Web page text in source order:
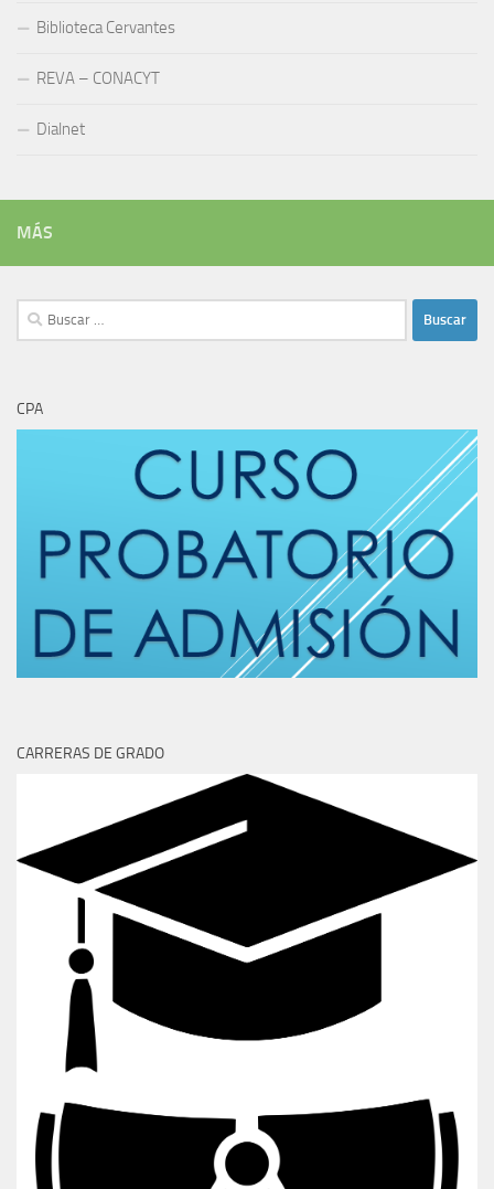
Biblioteca Cervantes
REVA – CONACYT
Dialnet
MÁS
Buscar:
CPA
CARRERAS DE GRADO